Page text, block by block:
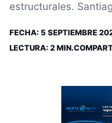
estructurales.
FECHA: 5 SEPTIEMBRE
LECTURA: 2 MIN.